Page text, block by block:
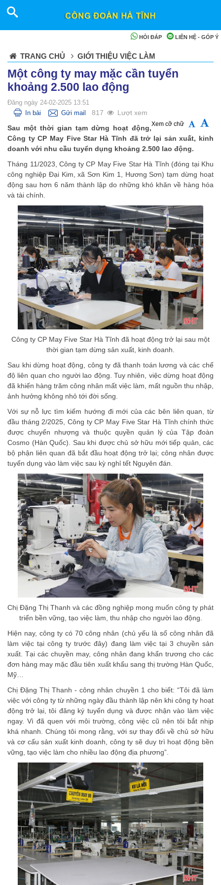
LIÊN HỆ - GÓP Ý
HỎI ĐÁP
TRANG CHỦ GIỚI THIỆU VIỆC LÀM
Một công ty may mặc cần tuyển
khoảng 2.500 lao động
Đăng ngày 24-02-2025 13:51
In bài
Gửi mail 817 Lượt xem
Xem cỡ chữ
Sau một thời gian tạm dừng hoạt động,
Công ty CP May Five Star Hà Tĩnh đã trở lại sản xuất, kinh
doanh với nhu cầu tuyển dụng khoảng 2.500 lao động.
Tháng 11/2023, Công ty CP May Five Star Hà Tĩnh (đóng tại Khu
công nghiệp Đại Kim, xã Sơn Kim 1, Hương Sơn) tạm dừng hoạt
động sau hơn 6 năm thành lập do những khó khăn về hàng hóa
và tài chính.
Công ty CP May Five Star Hà Tĩnh đã hoạt động trở lại sau một
thời gian tạm dừng sản xuất, kinh doanh.
Sau khi dừng hoạt động, công ty đã thanh toán lương và các chế
độ liên quan cho người lao động. Tuy nhiên, việc dừng hoạt động
đã khiến hàng trăm công nhân mất việc làm, mất nguồn thu nhập,
ảnh hưởng không nhỏ tới đời sống.
Với sự nỗ lực tìm kiếm hướng đi mới của các bên liên quan, từ
đầu tháng 2/2025, Công ty CP May Five Star Hà Tĩnh chính thức
được chuyển nhượng và thuộc quyền quản lý của Tập đoàn
Cosmo (Hàn Quốc). Sau khi được chủ sở hữu mới tiếp quản, các
bộ phận liên quan đã bắt đầu hoạt động trở lại; công nhân được
tuyển dụng vào làm việc sau kỳ nghỉ tết Nguyên đán.
Chị Đặng Thị Thanh và các đồng nghiệp mong muốn công ty phát
triển bền vững, tạo việc làm, thu nhập cho người lao động.
Hiện nay, công ty có 70 công nhân (chủ yếu là số công nhân đã
làm việc tại công ty trước đây) đang làm việc tại 3 chuyền sản
xuất. Tại các chuyền may, công nhân đang khẩn trương cho các
đơn hàng may mặc đầu tiên xuất khẩu sang thị trường Hàn Quốc,
Mỹ…
Chị Đặng Thị Thanh - công nhân chuyền 1 cho biết: “Tôi đã làm
việc với công ty từ những ngày đầu thành lập nên khi công ty hoạt
động trở lại, tôi đăng ký tuyển dụng và được nhận vào làm việc
ngay. Vì đã quen với môi trường, công việc cũ nên tôi bắt nhịp
khá nhanh. Chúng tôi mong rằng, với sự thay đổi về chủ sở hữu
và cơ cấu sản xuất kinh doanh, công ty sẽ duy trì hoạt động bền
vững, tạo việc làm cho nhiều lao động địa phương”.